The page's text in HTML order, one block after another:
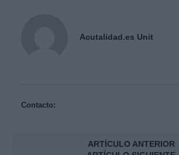
Acutalidad.es Unit
Contacto:
ARTÍCULO ANTERIOR